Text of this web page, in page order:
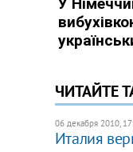
ЧИТАЙТЕ
06 декабря 2010,
Италия